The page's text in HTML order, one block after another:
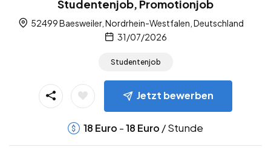
Studentenjob, Promotionjob
52499 Baesweiler, Nordrhein-Westfalen, Deutschland
31/07/2026
Studentenjob
Jetzt bewerben
18 Euro -18 Euro / Stunde